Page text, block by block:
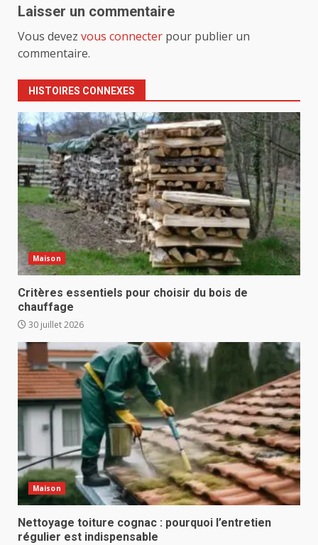
Laisser un commentaire
Vous devez vous connecter pour publier un
commentaire.
HISTOIRES CONNEXES
Maison
Critères essentiels pour choisir du bois de
chauffage
30 juillet 2026
Maison
Nettoyage toiture cognac : pourquoi l’entretien
régulier est indispensable